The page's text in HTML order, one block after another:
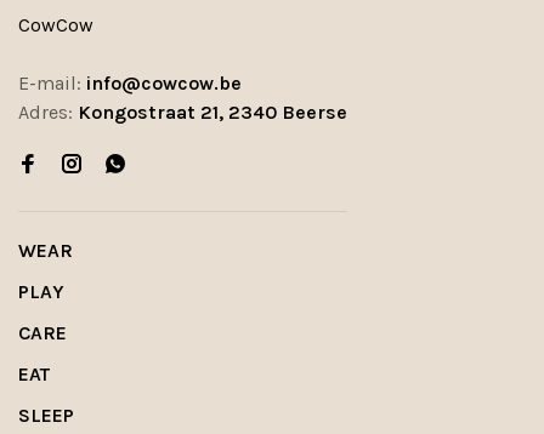
CowCow
E-mail: info@cowcow.be
Adres: Kongostraat 21, 2340 Beerse
WEAR
PLAY
CARE
EAT
SLEEP